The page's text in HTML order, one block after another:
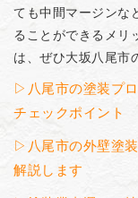
ても中間マージンな
ることができるメリ
は、ぜひ大坂八尾市
▷八尾市の塗装プ
チェックポイント
▷八尾市の外壁塗
解説します